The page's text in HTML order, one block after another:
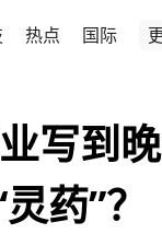
热点 国际
写到晚
药”？